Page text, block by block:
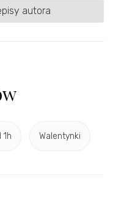
autora
1h Walentynki